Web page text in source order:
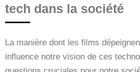
tech dans la société
La manière dont les films
influence notre vision de ces